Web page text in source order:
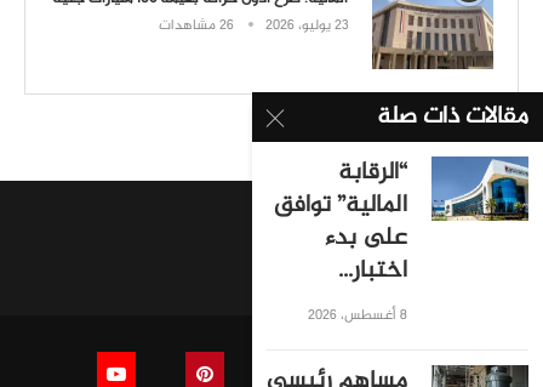
23 يوليو، 2026 26 مشاهدات
مقالات ذات صلة
“الرقابة
المالية” توافق
على بدء
اختبار...
8 أغسطس، 2026